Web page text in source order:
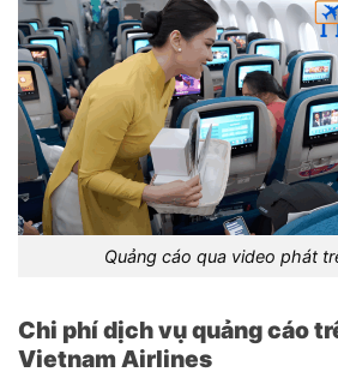
Quảng cáo qua video phát
Chi phí dịch vụ quảng cáo
Vietnam Airlines